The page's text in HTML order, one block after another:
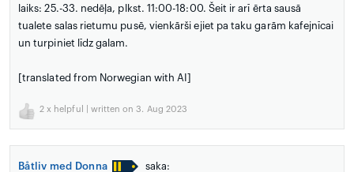
laiks: 25.-33. nedēļa, plkst. 11:00-18:00. Šeit ir arī ērta sausā
tualete salas rietumu pusē, vienkārši ejiet pa taku garām kafejnīcai
un turpiniet līdz galam.
[translated from Norwegian with AI]
2 x helpful | written on 3. Aug 2023
Båtliv med Donna saka: